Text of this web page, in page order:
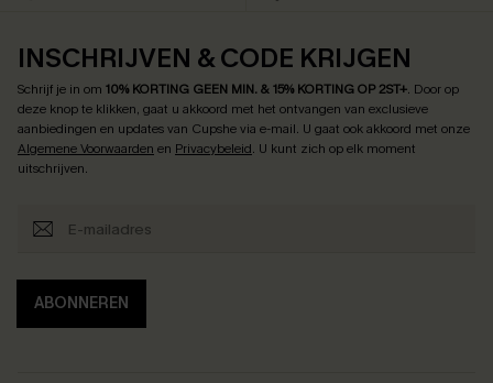
INSCHRIJVEN & CODE KRIJGEN
Schrijf je in om 10% KORTING GEEN MIN. & 15% KORTING OP 2ST+. Door op
deze knop te klikken, gaat u akkoord met het ontvangen van exclusieve
aanbiedingen en updates van Cupshe via e-mail. U gaat ook akkoord met onze
Algemene Voorwaarden en Privacybeleid. U kunt zich op elk moment
uitschrijven.
ABONNEREN